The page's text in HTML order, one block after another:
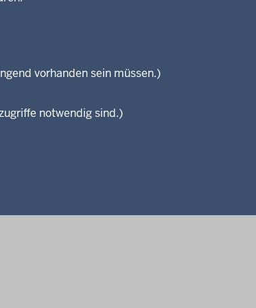
vorhanden sein müssen.)
notwendig sind.)